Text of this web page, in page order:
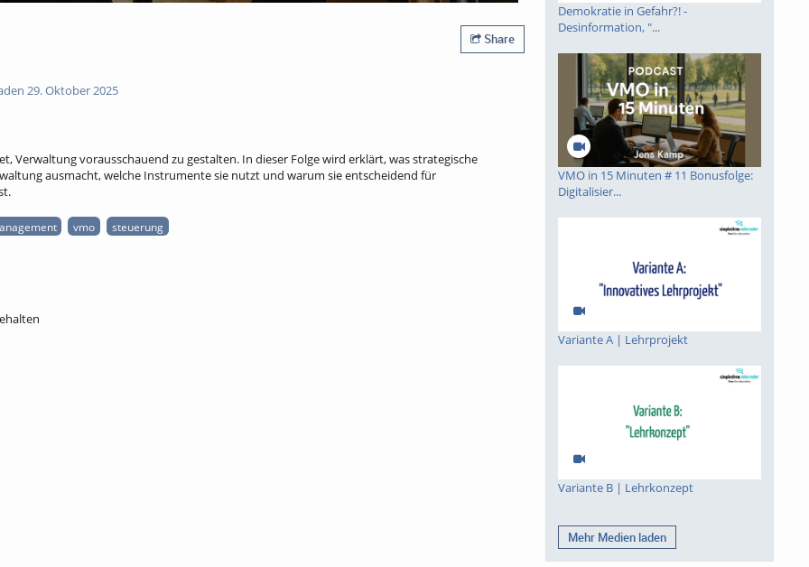
Share
29. Oktober 2025
Verwaltung vorausschauend zu gestalten. In dieser Folge wird erklärt, was strategische
ausmacht, welche Instrumente sie nutzt und warum sie entscheidend für
vmo
steuerung
Demokratie in Gefahr?! -
Desinformation, "...
VMO in 15 Minuten # 11 Bonusfolge:
Digitalisier...
Variante A | Lehrprojekt
Variante B | Lehrkonzept
Mehr Medien laden